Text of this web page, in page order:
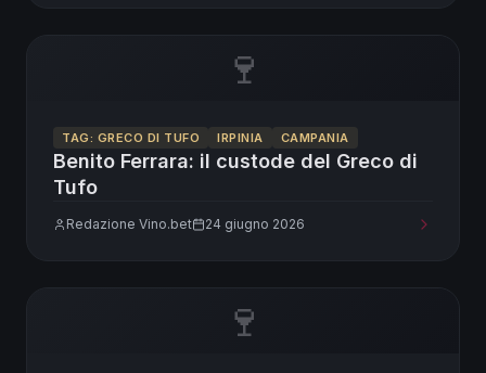
🍷
TAG: GRECO DI TUFO IRPINIA CAMPANIA
Benito Ferrara: il custode del Greco di
Tufo
Redazione Vino.bet 24 giugno 2026
🍷